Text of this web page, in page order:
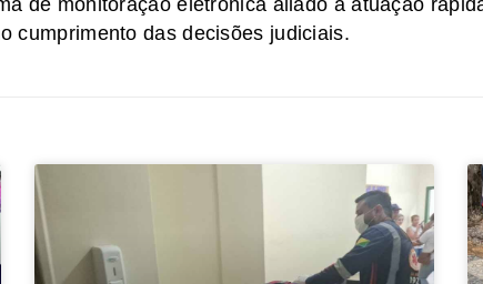
cumprimento das decisões judiciais.